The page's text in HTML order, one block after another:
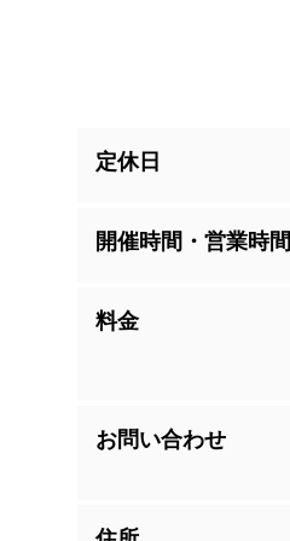
定休日
開催時間・営業時間
料金
お問い合わせ